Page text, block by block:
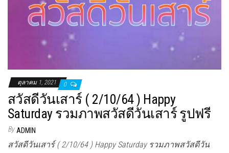
ตุลาคม 1, 2021 0
สวัสดีวันเสาร์ ( 2/10/64 ) Happy
Saturday รวมภาพสวัสดีวันเสาร์ รูปฟรี
By ADMIN
สวัสดีวันเสาร์ ( 2/10/64 ) Happy Saturday รวมภาพสวัสดีวัน